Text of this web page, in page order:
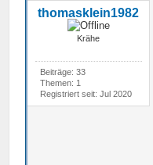
thomasklein1982
Krähe
Beiträge: 33
Themen: 1
Registriert seit: Jul 2020